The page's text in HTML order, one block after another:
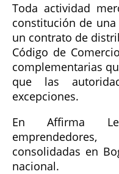
Toda actividad
constitución de
un contrato de
Código de
complementarias
que las
excepciones.
En Affirma
consolidadas en
nacional.